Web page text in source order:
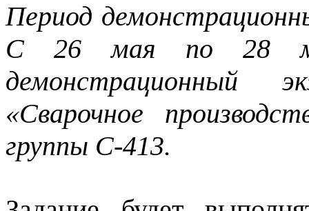
Период
С 26 мая по 28
демонстрационный
«Сварочное
группы С-413.